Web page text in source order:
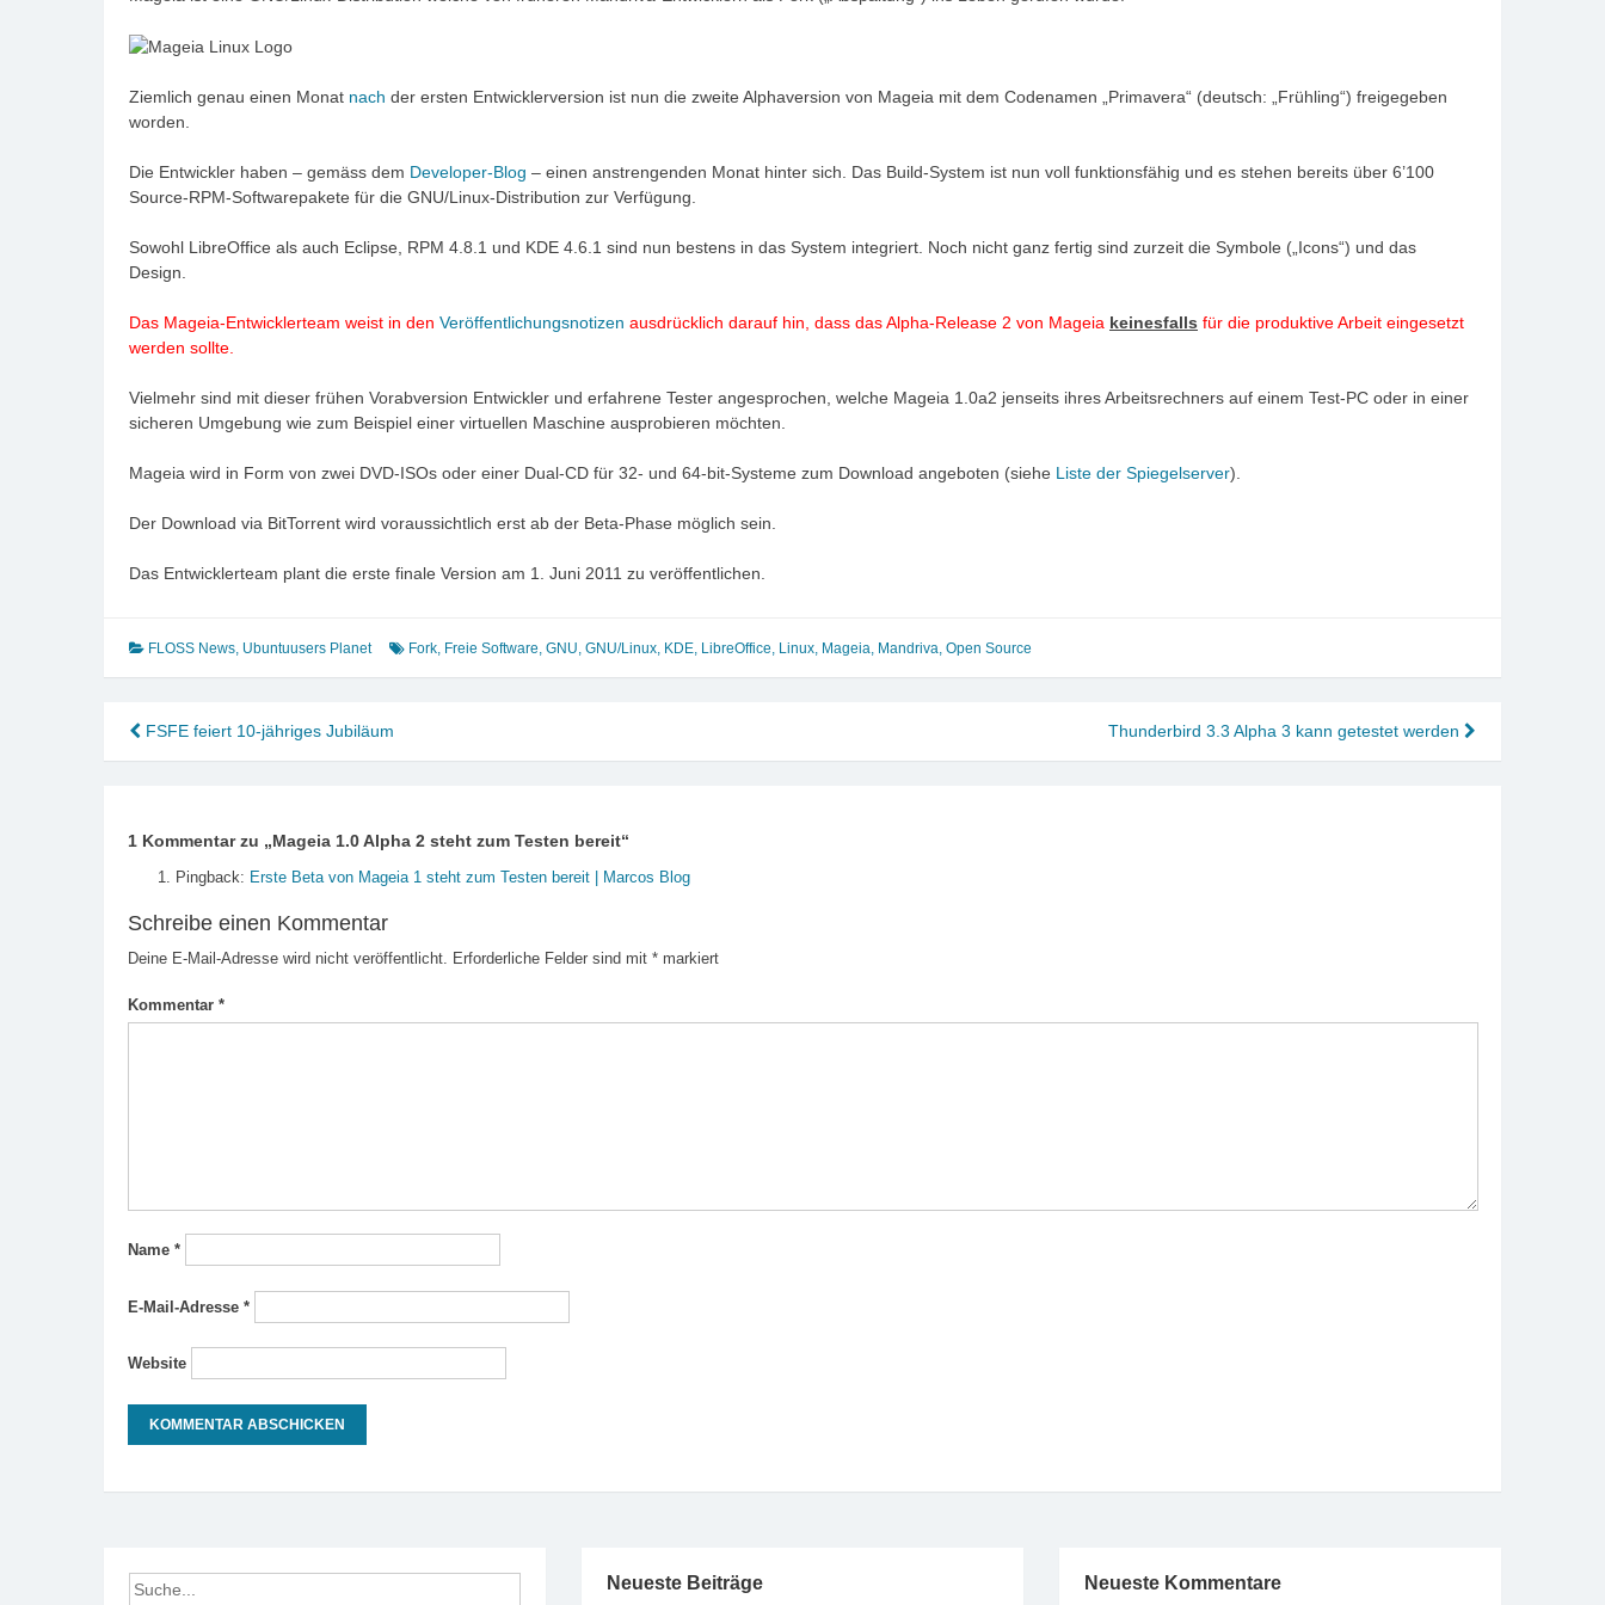
Ziemlich genau einen Monat nach der ersten Entwicklerversion ist nun die zweite Alphaversion von Mageia mit dem Codenamen „Primavera“ (deutsch: „Frühling“) freigegeben
worden.
Die Entwickler haben – gemäss dem Developer-Blog – einen anstrengenden Monat hinter sich. Das Build-System ist nun voll funktionsfähig und es stehen bereits über 6’100
Source-RPM-Softwarepakete für die GNU/Linux-Distribution zur Verfügung.
Sowohl LibreOffice als auch Eclipse, RPM 4.8.1 und KDE 4.6.1 sind nun bestens in das System integriert. Noch nicht ganz fertig sind zurzeit die Symbole („Icons“) und das
Design.
Das Mageia-Entwicklerteam weist in den Veröffentlichungsnotizen ausdrücklich darauf hin, dass das Alpha-Release 2 von Mageia keinesfalls für die produktive Arbeit eingesetzt
werden sollte.
Vielmehr sind mit dieser frühen Vorabversion Entwickler und erfahrene Tester angesprochen, welche Mageia 1.0a2 jenseits ihres Arbeitsrechners auf einem Test-PC oder in einer
sicheren Umgebung wie zum Beispiel einer virtuellen Maschine ausprobieren möchten.
Mageia wird in Form von zwei DVD-ISOs oder einer Dual-CD für 32- und 64-bit-Systeme zum Download angeboten (siehe Liste der Spiegelserver).
Der Download via BitTorrent wird voraussichtlich erst ab der Beta-Phase möglich sein.
Das Entwicklerteam plant die erste finale Version am 1. Juni 2011 zu veröffentlichen.
FLOSS News Ubuntuusers Planet Fork Freie Software GNU GNU/Linux KDE LibreOffice Linux Mageia Mandriva Open Source
Beitragsnavigation
FSFE feiert 10-jähriges Jubiläum Thunderbird 3.3 Alpha 3 kann getestet werden
1 Kommentar zu „Mageia 1.0 Alpha 2 steht zum Testen bereit“
Pingback: Erste Beta von Mageia 1 steht zum Testen bereit | Marcos Blog
Schreibe einen Kommentar
Deine E-Mail-Adresse wird nicht veröffentlicht. Erforderliche Felder sind mit *markiert
Kommentar *
Name *
E-Mail-Adresse *
Website
Neueste Beiträge Neueste Kommentare